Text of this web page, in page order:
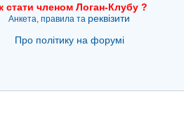
стати членом Логан-Клубу ?
Анкета, правила та реквізити
Про політику на форумі